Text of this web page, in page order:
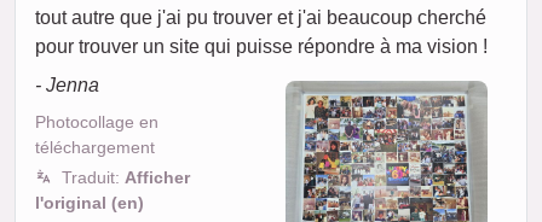
tout autre que j'ai pu trouver et j'ai beaucoup cherché
pour trouver un site qui puisse répondre à ma vision !
- Jenna
Photocollage en
téléchargement
Traduit: Afficher
l'original (en)